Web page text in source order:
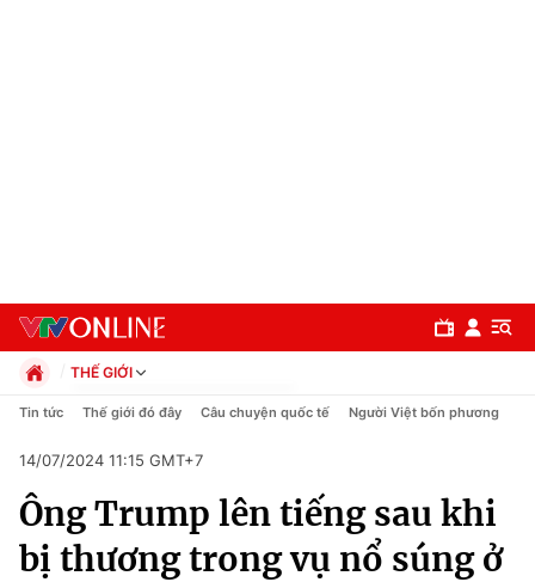
Chuyên mục
Chính trị
THẾ GIỚI
Chính trị
Pháp luật
Kinh tế
Thể thao
Truyền hình
Tin tức Thế giới đó đây Câu chuyện quốc tế Người Việt bốn phương
14/07/2024 11:15 GMT+7
Ông Trump lên tiếng sau khi
bị thương trong vụ nổ súng ở